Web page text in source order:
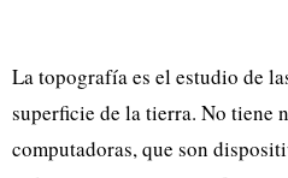
La topografía es el estudio de
superficie de la tierra. No tiene
computadoras, que son